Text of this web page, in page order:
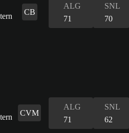
CB
ALG
71
SNL
70
CVM
ALG
71
SNL
62